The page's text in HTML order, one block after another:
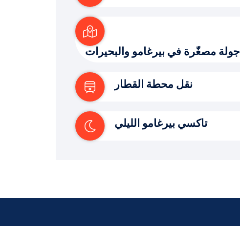
جولة مصغّرة في بيرغامو والبحيرات
نقل محطة القطار
تاكسي بيرغامو الليلي